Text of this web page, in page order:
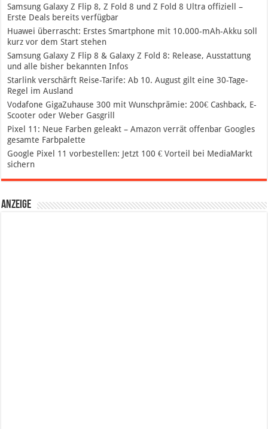
Samsung Galaxy Z Flip 8, Z Fold 8 und Z Fold 8 Ultra offiziell –
Erste Deals bereits verfügbar
Huawei überrascht: Erstes Smartphone mit 10.000-mAh-Akku soll
kurz vor dem Start stehen
Samsung Galaxy Z Flip 8 & Galaxy Z Fold 8: Release, Ausstattung
und alle bisher bekannten Infos
Starlink verschärft Reise-Tarife: Ab 10. August gilt eine 30-Tage-
Regel im Ausland
Vodafone GigaZuhause 300 mit Wunschprämie: 200€ Cashback, E-
Scooter oder Weber Gasgrill
Pixel 11: Neue Farben geleakt – Amazon verrät offenbar Googles
gesamte Farbpalette
Google Pixel 11 vorbestellen: Jetzt 100 € Vorteil bei MediaMarkt
sichern
Anzeige